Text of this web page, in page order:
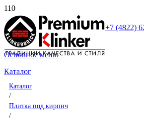
+7 (4822)
Основное меню
Каталог
Каталог
/
Плитка под кирпич
/